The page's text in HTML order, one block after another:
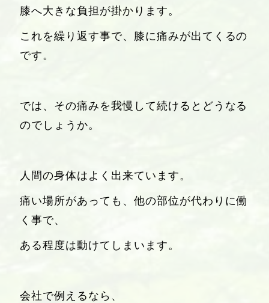
膝へ大きな負担が掛かります。
これを繰り返す事で、膝に痛みが出てくるの
です。
では、その痛みを我慢して続けるとどうなる
のでしょうか。
人間の身体はよく出来ています。
痛い場所があっても、他の部位が代わりに働
く事で、
ある程度は動けてしまいます。
会社で例えるなら、